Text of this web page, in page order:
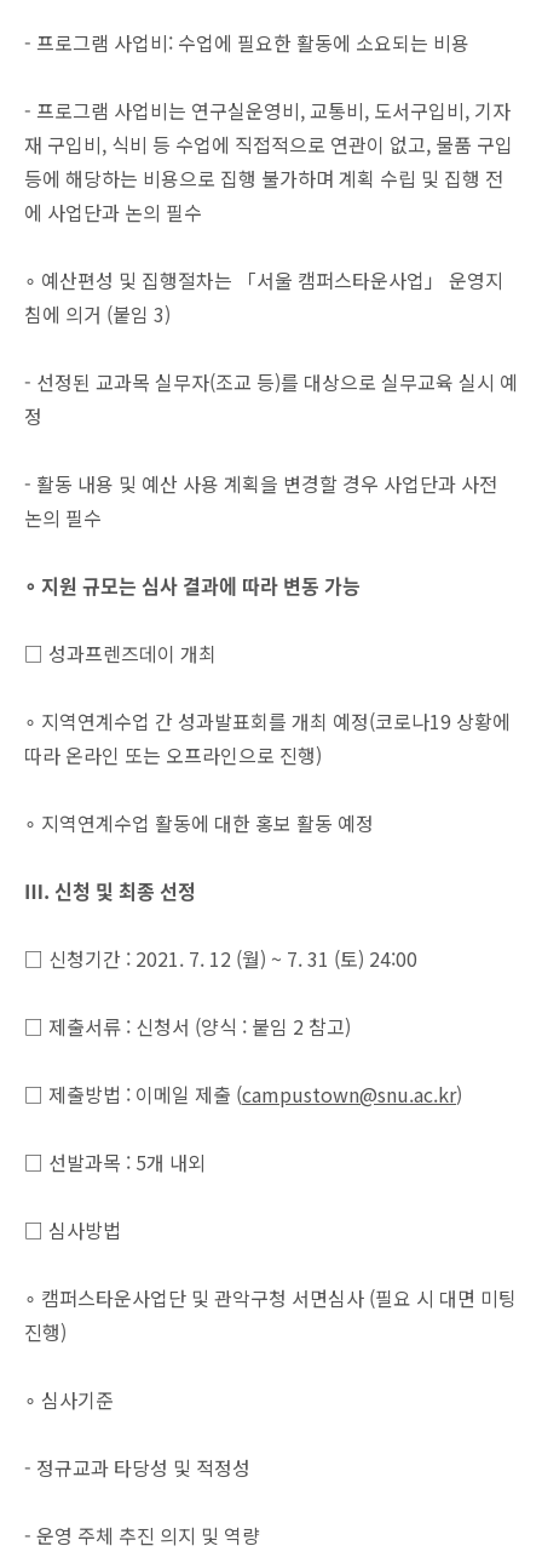
- 프로그램 사업비: 수업에 필요한 활동에 소요되는 비용
- 프로그램 사업비는 연구실운영비, 교통비, 도서구입비, 기자
재 구입비, 식비 등 수업에 직접적으로 연관이 없고, 물품 구입
등에 해당하는 비용으로 집행 불가하며 계획 수립 및 집행 전
에 사업단과 논의 필수
∘ 예산편성 및 집행절차는 「서울 캠퍼스타운사업」 운영지
침에 의거 (붙임 3)
- 선정된 교과목 실무자(조교 등)를 대상으로 실무교육 실시 예
정
- 활동 내용 및 예산 사용 계획을 변경할 경우 사업단과 사전
논의 필수
∘ 지원 규모는 심사 결과에 따라 변동 가능
□ 성과프렌즈데이 개최
∘ 지역연계수업 간 성과발표회를 개최 예정(코로나19 상황에
따라 온라인 또는 오프라인으로 진행)
∘ 지역연계수업 활동에 대한 홍보 활동 예정
Ⅲ. 신청 및 최종 선정
□ 신청기간 : 2021. 7. 12 (월) ~ 7. 31 (토) 24:00
□ 제출서류 : 신청서 (양식 : 붙임 2 참고)
□ 제출방법 : 이메일 제출 (campustown@snu.ac.kr)
□ 선발과목 : 5개 내외
□ 심사방법
∘ 캠퍼스타운사업단 및 관악구청 서면심사 (필요 시 대면 미팅
진행)
∘ 심사기준
- 정규교과 타당성 및 적정성
- 운영 주체 추진 의지 및 역량